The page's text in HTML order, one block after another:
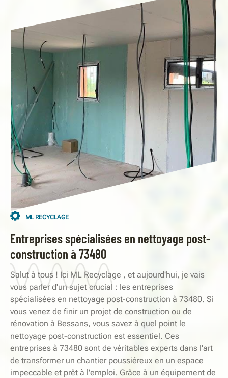
ML RECYCLAGE
Entreprises spécialisées en nettoyage post-
construction à 73480
Salut à tous ! Ici ML Recyclage , et aujourd'hui, je vais
vous parler d'un sujet crucial : les entreprises
spécialisées en nettoyage post-construction à 73480. Si
vous venez de finir un projet de construction ou de
rénovation à Bessans, vous savez à quel point le
nettoyage post-construction est essentiel. Ces
entreprises à 73480 sont de véritables experts dans l'art
de transformer un chantier poussiéreux en un espace
impeccable et prêt à l'emploi. Grâce à un équipement de